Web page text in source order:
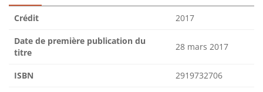
Crédit 2017
Date de première publication du
titre
28 mars 2017
ISBN 2919732706